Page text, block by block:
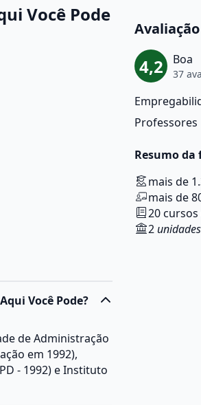
Você Pode
4,2 Boa
37
Professores
Resumo da
mais de
mais de
20
2unidades
Você Pode?
de Administração
em 1992),
- 1992) e Instituto